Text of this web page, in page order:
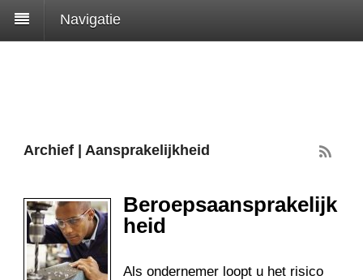
Navigatie
Archief | Aansprakelijkheid
Beroepsaansprakelijk
heid
Als ondernemer loopt u het risico